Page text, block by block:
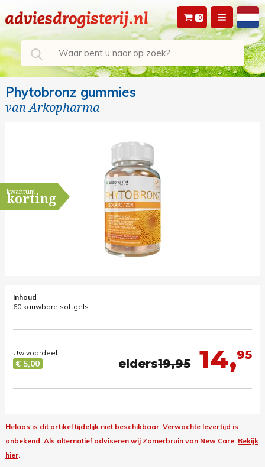
0
Phytobronz gummies
vanArkopharma
kwantum
korting
Inhoud
60 kauwbare softgels
14,95
elders19,95
Uw voordeel:
€ 5,00
Helaas is dit artikel tijdelijk niet beschikbaar. Verwachte levertijd is
onbekend. Als alternatief adviseren wij Zomerbruin van New Care. Bekijk
hier.